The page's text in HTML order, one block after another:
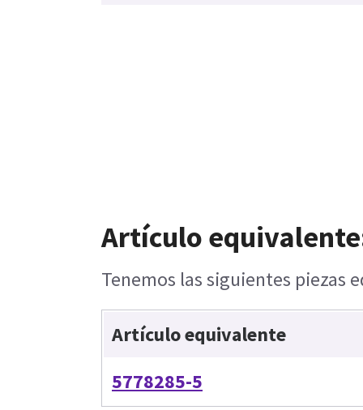
Artículo
Tenemos las siguientes piezas
Artículo equivalente
5778285-5